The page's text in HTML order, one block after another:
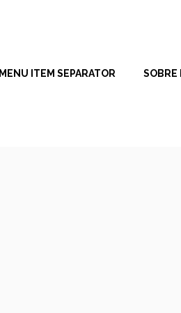
MENU ITEM SEPARATOR SOBRE